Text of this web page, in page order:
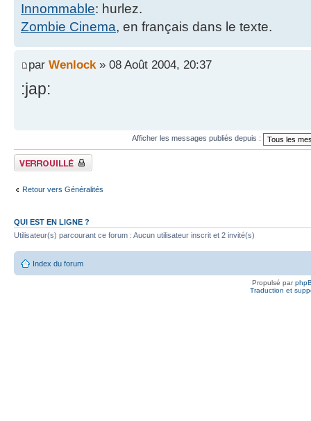
Innommable: hurlez.
Zombie Cinema, en français dans le texte.
par Wenlock» 08 Août 2004, 20:37
:jap:
Afficher les messages publiés depuis :
Fil verrouillé
Retour vers Généralités
QUI EST EN LIGNE ?
Utilisateur(s) parcourant ce forum : Aucun utilisateur inscrit et 2 invité(s)
Index du forum
Propulsé par
Traduction et